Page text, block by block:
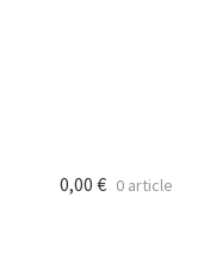
0,00 € 0 article